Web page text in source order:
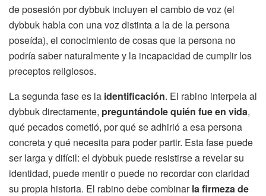
de posesión por dybbuk incluyen el cambio de voz (el
dybbuk habla con una voz distinta a la de la persona
poseída), el conocimiento de cosas que la persona no
podría saber naturalmente y la incapacidad de cumplir los
preceptos religiosos.
La segunda fase es la identificación. El rabino interpela al
dybbuk directamente, preguntándole quién fue en vida,
qué pecados cometió, por qué se adhirió a esa persona
concreta y qué necesita para poder partir. Esta fase puede
ser larga y difícil: el dybbuk puede resistirse a revelar su
identidad, puede mentir o puede no recordar con claridad
su propia historia. El rabino debe combinarla firmeza de